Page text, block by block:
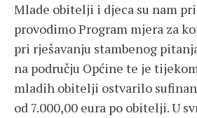
Mlade obitelji i djeca su nam
provodimo Program mjera za
pri rješavanju stambenog
na području Općine te je
mladih obitelji ostvarilo
od 7.000,00 eura po obitelji. U